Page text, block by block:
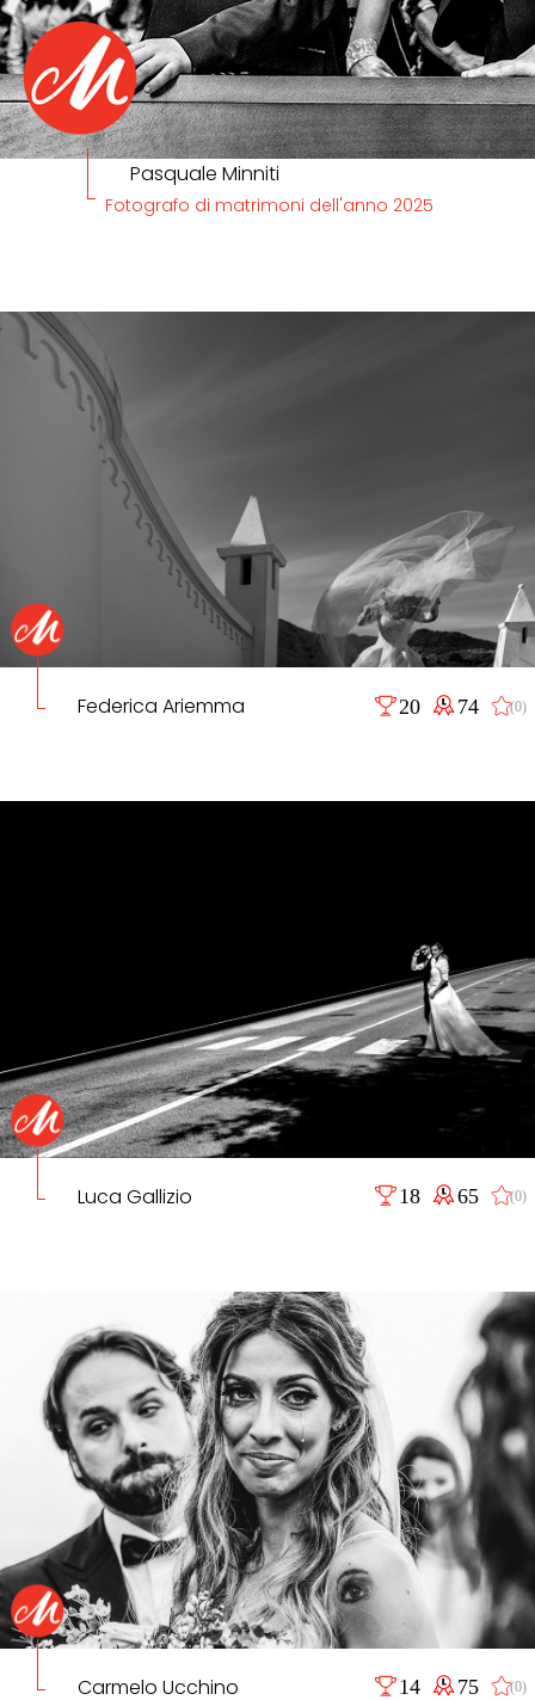
Pasquale Minniti
Fotografo di matrimoni dell'anno 2025
Federica Ariemma 20 74 (0)
Luca Gallizio 18 65 (0)
Carmelo Ucchino 14 75 (0)